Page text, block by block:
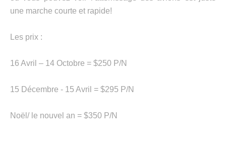
une marche courte et rapide!
Les prix :
16 Avril – 14 Octobre = $250 P/N
15 Décembre - 15 Avril = $295 P/N
Noël/ le nouvel an = $350 P/N